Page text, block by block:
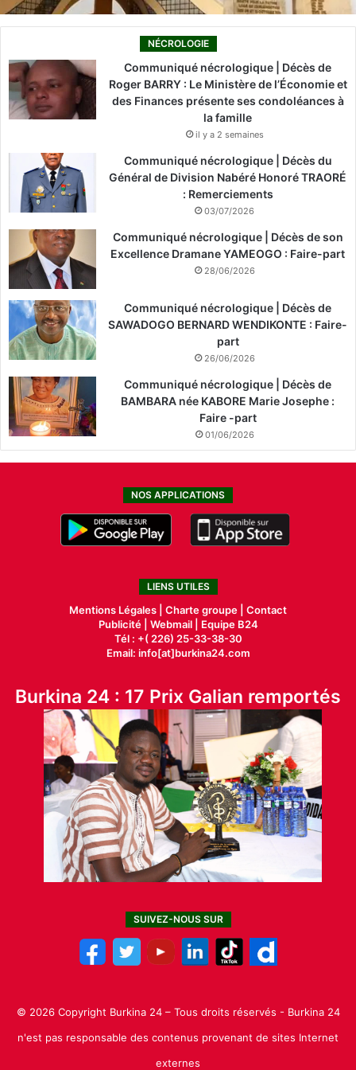
NÉCROLOGIE
Communiqué nécrologique | Décès de
Roger BARRY : Le Ministère de l’Économie et
des Finances présente ses condoléances à
la famille
il y a 2 semaines
Communiqué nécrologique | Décès du
Général de Division Nabéré Honoré TRAORÉ
: Remerciements
03/07/2026
Communiqué nécrologique | Décès de son
Excellence Dramane YAMEOGO : Faire-part
28/06/2026
Communiqué nécrologique | Décès de
SAWADOGO BERNARD WENDIKONTE : Faire-
part
26/06/2026
Communiqué nécrologique | Décès de
BAMBARA née KABORE Marie Josephe :
Faire -part
01/06/2026
NOS APPLICATIONS
LIENS UTILES
Mentions Légales | Charte groupe | Contact
Publicité| Webmail |
Equipe B24
Tél : +( 226) 25-33-38-30
Email: info[at]burkina24.com
Burkina 24 : 17 Prix Galian remportés
SUIVEZ-NOUS SUR
© 2026 Copyright Burkina 24 – Tous droits réservés - Burkina 24
n'est pas responsable des contenus provenant de sites Internet
externes